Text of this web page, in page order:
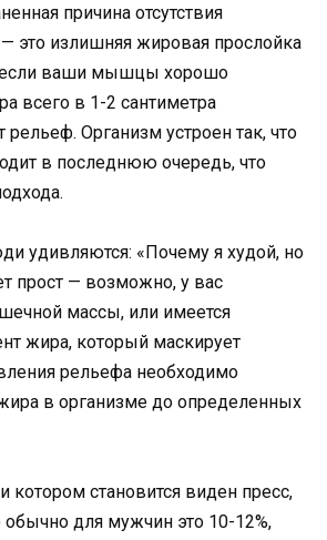
причина отсутствия
это излишняя жировая прослойка
ваши мышцы хорошо
всего в 1-2 сантиметра
рельеф. Организм устроен так, что
в последнюю очередь, что
удивляются: «Почему я худой, но
прост — возможно, у вас
массы, или имеется
жира, который маскирует
рельефа необходимо
в организме до определенных
котором становится виден пресс,
обычно для мужчин это 10-12%,